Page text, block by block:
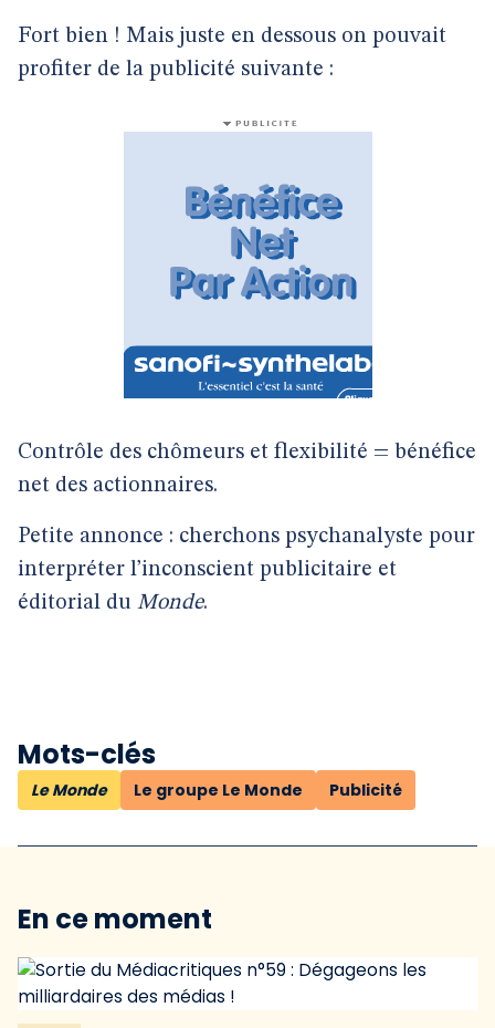
Fort bien ! Mais juste en dessous on pouvait
profiter de la publicité suivante :
Contrôle des chômeurs et flexibilité = bénéfice
net des actionnaires.
Petite annonce : cherchons psychanalyste pour
interpréter l’inconscient publicitaire et
éditorial du Monde.
Mots-clés
Le Monde Le groupe Le Monde Publicité
En ce moment